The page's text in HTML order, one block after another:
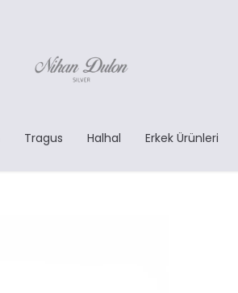
Tragus Halhal Erkek Ürünleri